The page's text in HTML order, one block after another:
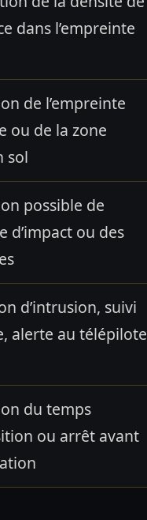
dans l’empreinte
de l’empreinte
ou de la zone
sol
possible de
d’impact ou des
d’intrusion, suivi
alerte au télépilote
du temps
ou arrêt avant